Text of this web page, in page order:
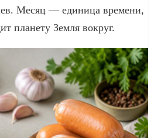
Месяц — единица времени,
планету Земля вокруг.